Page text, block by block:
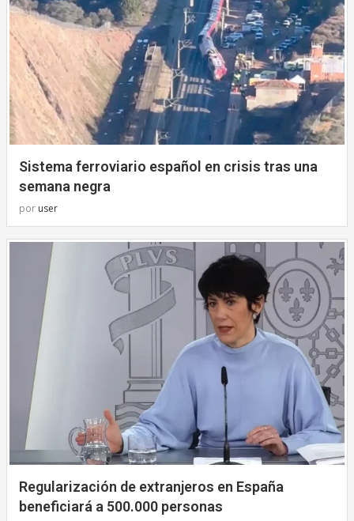
Sistema ferroviario español en crisis tras una
semana negra
por user
Regularización de extranjeros en España
beneficiará a 500.000 personas